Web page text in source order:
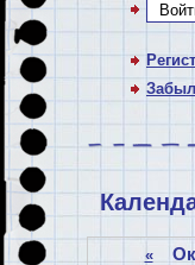
«